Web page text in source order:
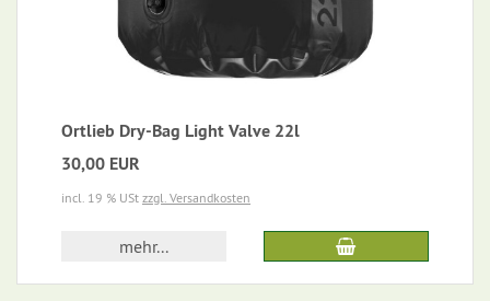
Ortlieb Dry-Bag Light Valve 22l
30,00 EUR
incl. 19 % USt zzgl. Versandkosten
mehr...